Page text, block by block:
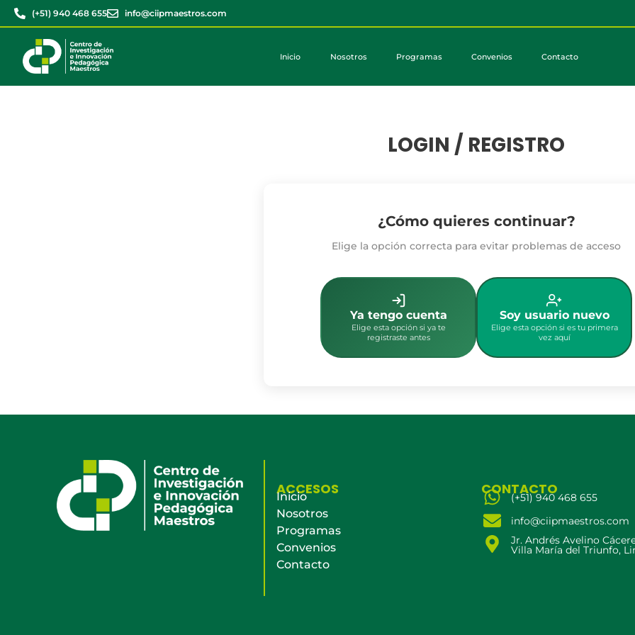
(+51) 940 468 655 info@ciipmaestros.com
Inicio Nosotros Programas Convenios Contacto
LOGIN / REGISTRO
¿Cómo quieres continuar?
Elige la opción correcta para evitar problemas de acceso
Ya tengo cuenta
Elige esta opción si ya te
registraste antes
Soy usuario nuevo
Elige esta opción si es tu primera
vez aquí
ACCESOS
Inicio
Nosotros
Programas
Convenios
Contacto
CONTACTO
(+51) 940 468 655
info@ciipmaestros.com
Jr. Andrés Avelino
Villa María del Triunfo,